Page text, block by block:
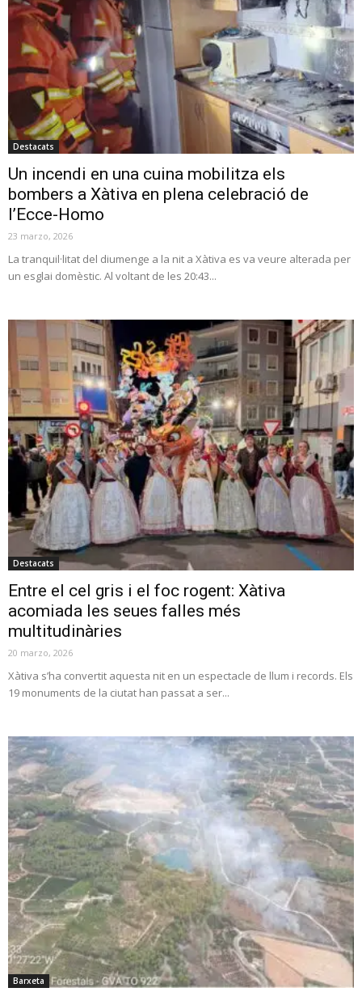
Destacats
Un incendi en una cuina mobilitza els
bombers a Xàtiva en plena celebració de
l’Ecce-Homo
23 marzo, 2026
La tranquil·litat del diumenge a la nit a Xàtiva es va veure alterada per
un esglai domèstic. Al voltant de les 20:43...
Destacats
Entre el cel gris i el foc rogent: Xàtiva
acomiada les seues falles més
multitudinàries
20 marzo, 2026
Xàtiva s’ha convertit aquesta nit en un espectacle de llum i records. Els
19 monuments de la ciutat han passat a ser...
Barxeta